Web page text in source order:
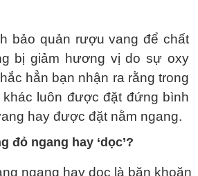
bảo quản rượu vang để chất
bị giảm hương vị do sự oxy
hẳn bạn nhận ra rằng trong
luôn được đặt đứng bình
hay được đặt nằm ngang.
đỏ ngang hay ‘dọc’?